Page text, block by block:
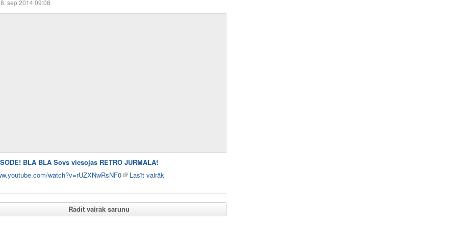
sep 2014 09:08
BLA BLA Šovs viesojas RETRO JŪRMALĀ!
watch?v=rUZXNwRsNF0
Lasīt vairāk
Rādīt vairāk sarunu